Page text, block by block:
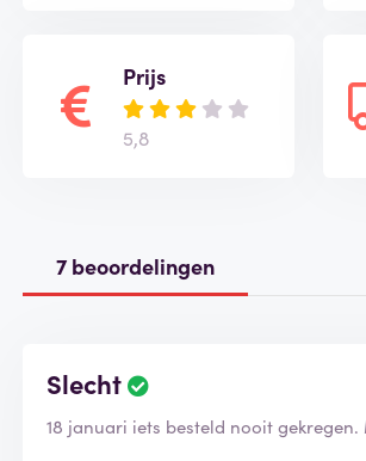
Prijs
5,8
7 beoordelingen
Slecht
B
o
18 januari iets besteld nooit